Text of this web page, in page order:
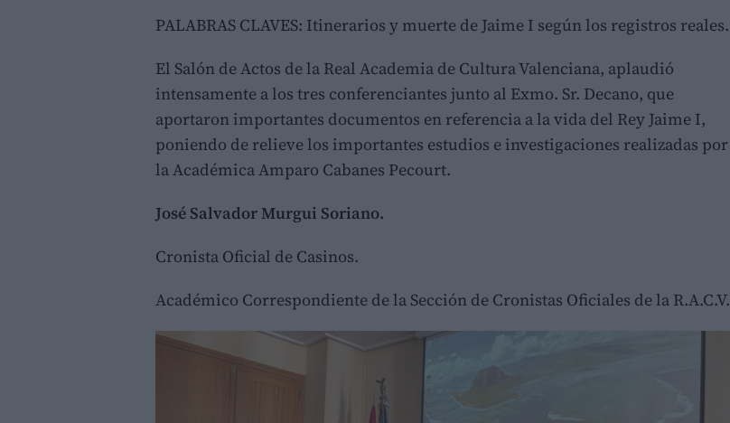
PALABRAS CLAVES: Itinerarios y muerte de Jaime I según los registros reales.
El Salón de Actos de la Real Academia de Cultura Valenciana, aplaudió
intensamente a los tres conferenciantes junto al Exmo. Sr. Decano, que
aportaron importantes documentos en referencia a la vida del Rey Jaime I,
poniendo de relieve los importantes estudios e investigaciones realizadas por
la Académica Amparo Cabanes Pecourt.
José Salvador Murgui Soriano.
Cronista Oficial de Casinos.
Académico Correspondiente de la Sección de Cronistas Oficiales de la R.A.C.V.